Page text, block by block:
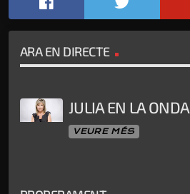
ARA EN DIRECTE
JULIA EN LA ONDA
VEURE MÉS